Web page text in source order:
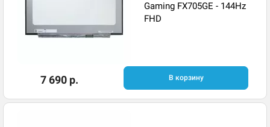
Gaming FX705GE - 144Hz
FHD
7 690 р. В корзину